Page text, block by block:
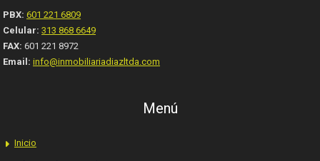
PBX: 601 221 6809
Celular: 313 868 6649
FAX: 601 221 8972
Email: info@inmobiliariadiazltda.com
Menú
Inicio